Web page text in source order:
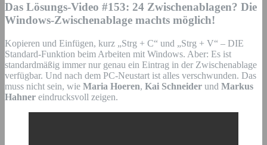
Das Lösungs-Video #153: 24 Zwischenablagen? Die
Windows-Zwischenablage machts möglich!
Kopieren und Einfügen, kurz „Strg + C“ und „Strg + V“ – DIE
Standard-Funktion beim Arbeiten mit Windows. Aber: Es ist
standardmäßig immer nur genau ein Eintrag in der Zwischenablage
verfügbar. Und nach dem PC-Neustart ist alles verschwunden. Das
muss nicht sein, wie Maria Hoeren, Kai Schneider und Markus
Hahner eindrucksvoll zeigen.